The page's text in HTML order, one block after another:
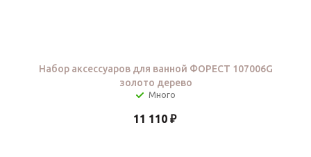
Набор аксессуаров для ванной ФОРЕСТ 107006G
золото дерево
11 110₽